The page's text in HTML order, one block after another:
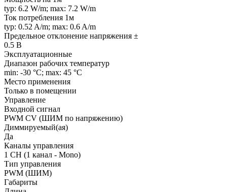
typ: 6.2 W/m; max: 7.2 W/m
Ток потребления 1м
typ: 0.52 A/m; max: 0.6 A/m
Предельное отклонение напряжения ±
0.5 В
Эксплуатационные
Диапазон рабочих температур
min: -30 °C; max: 45 °C
Место применения
Только в помещении
Управление
Входной сигнал
PWM СV (ШИМ по напряжению)
Диммируемый(ая)
Да
Каналы управления
1 CH (1 канал - Mono)
Тип управления
PWM (ШИМ)
Габариты